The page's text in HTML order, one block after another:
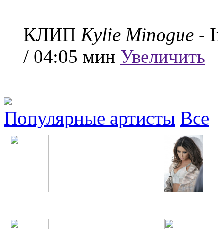
КЛИП Kylie Minogue -
/ 04:05 мин Увеличить
Популярные артисты Все